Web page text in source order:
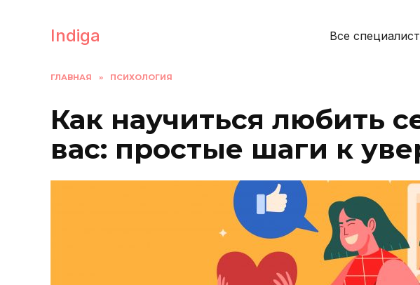
содержаниюIndiga Все
ГЛАВНАЯ » ПСИХОЛОГИЯ
Как научиться любить
вас: простые шаги к